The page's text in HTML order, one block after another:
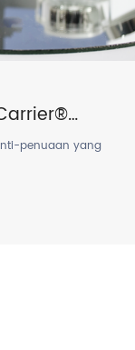
penuaan yang